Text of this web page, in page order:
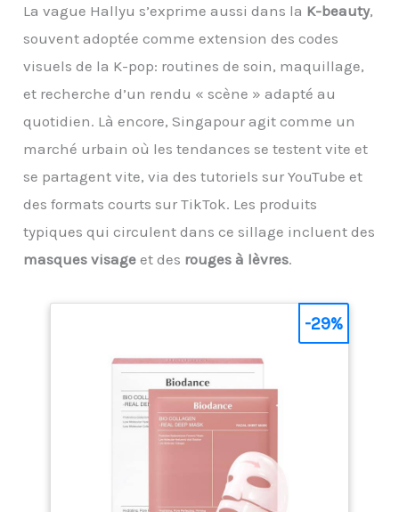
passionnés de figurines.
La vague Hallyu s’exprime aussi dans la K-beauty,
souvent adoptée comme extension des codes
visuels de la K-pop: routines de soin, maquillage,
et recherche d’un rendu « scène » adapté au
quotidien. Là encore, Singapour agit comme un
marché urbain où les tendances se testent vite et
se partagent vite, via des tutoriels sur YouTube et
des formats courts sur TikTok. Les produits
typiques qui circulent dans ce sillage incluent des
masques visage et des rouges à lèvres.
-29%